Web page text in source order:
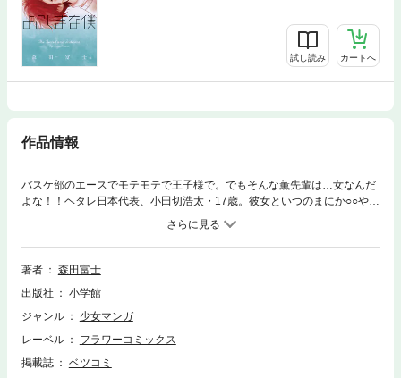
試し読み カートへ
作品情報
バスケ部のエースでモテモテで王子様で。でもそんな薫先輩は…女なんだ
よな！！ヘタレ日本代表、小田切浩太・17歳。彼女といつのまにか○○や×
×や△△な関係になってしまって、もう………止まらない。
著者
森田富士
出版社
小学館
ジャンル
少女マンガ
レーベル
フラワーコミックス
掲載誌
ベツコミ